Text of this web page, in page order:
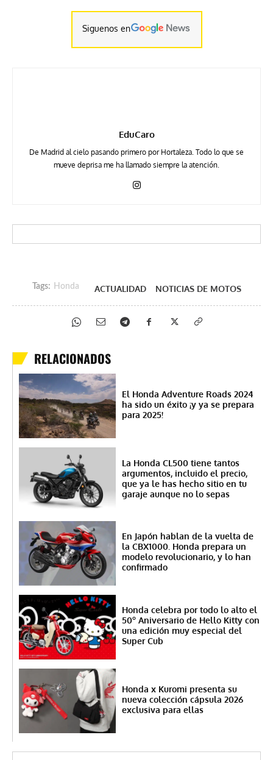
Siguenos en
EduCaro
De Madrid al cielo pasando primero por Hortaleza. Todo lo que se
mueve deprisa me ha llamado siempre la atención.
Tags: Honda ACTUALIDAD NOTICIAS DE MOTOS
RELACIONADOS
El Honda Adventure Roads 2024
ha sido un éxito ¡y ya se prepara
para 2025!
La Honda CL500 tiene tantos
argumentos, incluido el precio,
que ya le has hecho sitio en tu
garaje aunque no lo sepas
En Japón hablan de la vuelta de
la CBX1000. Honda prepara un
modelo revolucionario, y lo han
confirmado
Honda celebra por todo lo alto el
50º Aniversario de Hello Kitty con
una edición muy especial del
Super Cub
Honda x Kuromi presenta su
nueva colección cápsula 2026
exclusiva para ellas